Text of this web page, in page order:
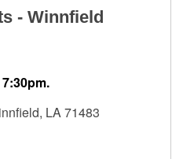
- Winnfield
LA 71483